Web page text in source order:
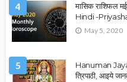
4
मासिक राशिफल
Hindi -
May 5, 2020
5
Hanuman
त्रिपाठी, आइये